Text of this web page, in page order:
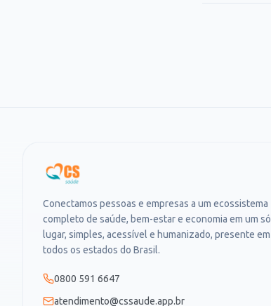
Conectamos pessoas e empresas a um ecossistema
completo de saúde, bem-estar e economia em um só
lugar, simples, acessível e humanizado, presente em
todos os estados do Brasil.
0800 591 6647
atendimento@cssaude.app.br